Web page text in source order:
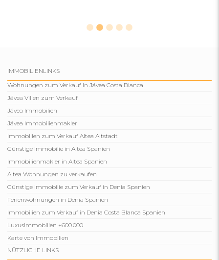
IMMOBILIENLINKS
Wohnungen zum Verkauf in Jávea Costa Blanca
Jávea Villen zum Verkauf
Jávea Immobilien
Jávea Immobilienmakler
Immobilien zum Verkauf Altea Altstadt
Günstige Immobilie in Altea Spanien
Immobilienmakler in Altea Spanien
Altea Wohnungen zu verkaufen
Günstige Immobilie zum Verkauf in Denia Spanien
Ferienwohnungen in Denia Spanien
Immobilien zum Verkauf in Denia Costa Blanca Spanien
Luxusimmobilien +600.000
Karte von Immobilien
NÜTZLICHE LINKS